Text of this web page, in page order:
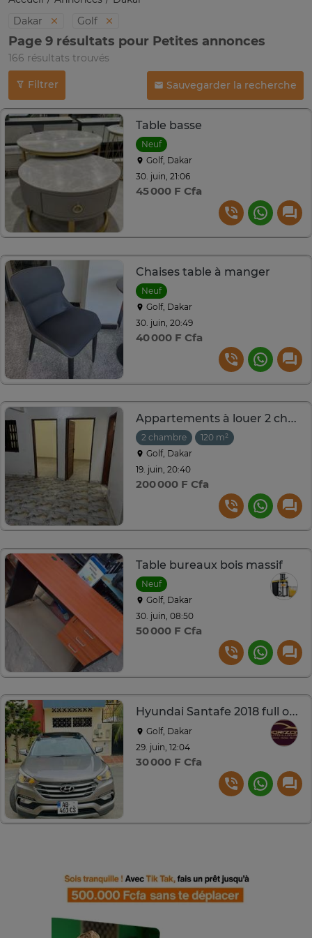
Dakar
Golf
Page 9 résultats pour Petites annonces
166 résultats trouvés
Filtrer Sauvegarder la recherche
Table basse
Neuf
Golf, Dakar
30. juin, 21:06
45 000 F Cfa
Chaises table à manger
Neuf
Golf, Dakar
30. juin, 20:49
40 000 F Cfa
Appartements à louer 2 chambres salons RDC et 2 ème étage
2 chambre
120 m²
Golf, Dakar
19. juin, 20:40
200 000 F Cfa
Table bureaux bois massif
Neuf
Golf, Dakar
30. juin, 08:50
50 000 F Cfa
Hyundai Santafe 2018 full option
Golf, Dakar
29. juin, 12:04
30 000 F Cfa